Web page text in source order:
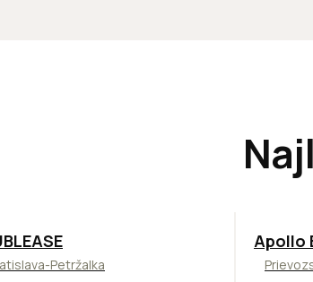
Petržalka
TOP
Apollo